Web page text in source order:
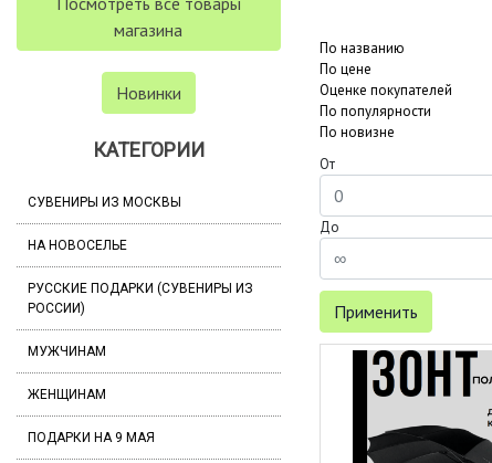
магазина
Новинки
КАТЕГОРИИ
СУВЕНИРЫ ИЗ МОСКВЫ
НА НОВОСЕЛЬЕ
РУССКИЕ ПОДАРКИ (СУВЕНИРЫ ИЗ
РОССИИ)
МУЖЧИНАМ
ЖЕНЩИНАМ
ПОДАРКИ НА 9 МАЯ
По названию
По цене
Оценке покупателей
По популярности
По новизне
От
До
Применить